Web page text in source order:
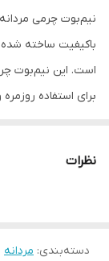
است. این نیم‌بوت
برای استفاده
خرید این محصول
نظرات
دسته‌بندی: مردانه